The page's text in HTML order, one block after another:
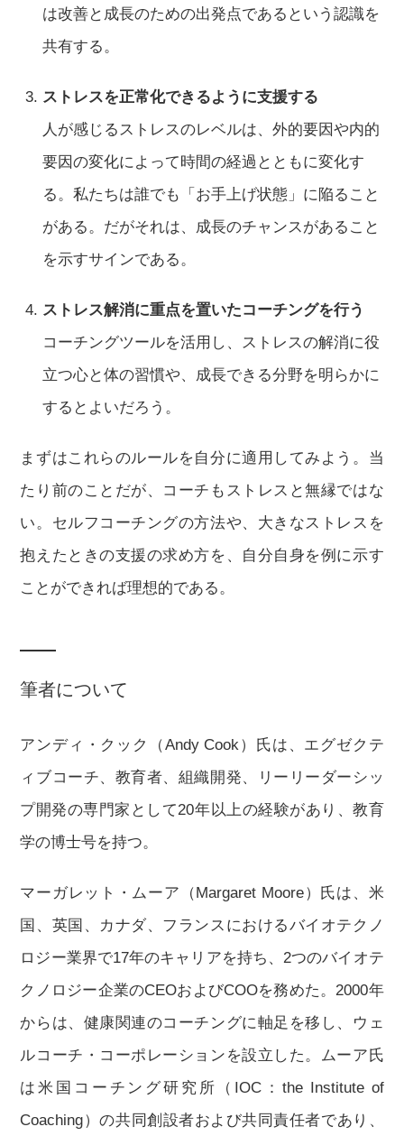
は改善と成長のための出発点であるという認識を
共有する。
ストレスを正常化できるように支援する
人が感じるストレスのレベルは、外的要因や内的
要因の変化によって時間の経過とともに変化す
る。私たちは誰でも「お手上げ状態」に陥ること
がある。だがそれは、成長のチャンスがあること
を示すサインである。
ストレス解消に重点を置いたコーチングを行う
コーチングツールを活用し、ストレスの解消に役
立つ心と体の習慣や、成長できる分野を明らかに
するとよいだろう。
まずはこれらのルールを自分に適用してみよう。当
たり前のことだが、コーチもストレスと無縁ではな
い。セルフコーチングの方法や、大きなストレスを
抱えたときの支援の求め方を、自分自身を例に示す
ことができれば理想的である。
筆者について
アンディ・クック（Andy Cook）氏は、エグゼクテ
ィブコーチ、教育者、組織開発、リーリーダーシッ
プ開発の専門家として20年以上の経験があり、教育
学の博士号を持つ。
マーガレット・ムーア（Margaret Moore）氏は、米
国、英国、カナダ、フランスにおけるバイオテクノ
ロジー業界で17年のキャリアを持ち、2つのバイオテ
クノロジー企業のCEOおよびCOOを務めた。2000年
からは、健康関連のコーチングに軸足を移し、ウェ
ルコーチ・コーポレーションを設立した。ムーア氏
は米国コーチング研究所（IOC：the Institute of
Coaching）の共同創設者および共同責任者であり、